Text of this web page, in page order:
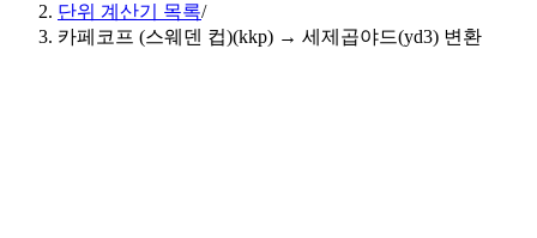
단위 계산기 목록/
카페코프 (스웨덴 컵)(kkp) → 세제곱야드(yd3) 변환